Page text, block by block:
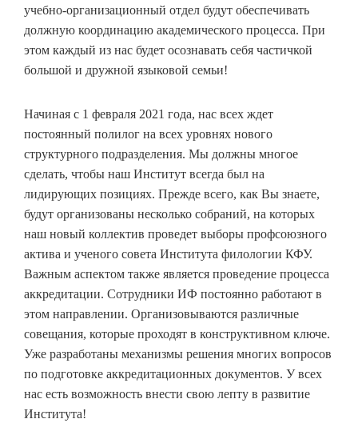
учебно-организационный отдел будут обеспечивать
должную координацию академического процесса. При
этом каждый из нас будет осознавать себя частичкой
большой и дружной языковой семьи!
Начиная с 1 февраля 2021 года, нас всех ждет
постоянный полилог на всех уровнях нового
структурного подразделения. Мы должны многое
сделать, чтобы наш Институт всегда был на
лидирующих позициях. Прежде всего, как Вы знаете,
будут организованы несколько собраний, на которых
наш новый коллектив проведет выборы профсоюзного
актива и ученого совета Института филологии КФУ.
Важным аспектом также является проведение процесса
аккредитации. Сотрудники ИФ постоянно работают в
этом направлении. Организовываются различные
совещания, которые проходят в конструктивном ключе.
Уже разработаны механизмы решения многих вопросов
по подготовке аккредитационных документов. У всех
нас есть возможность внести свою лепту в развитие
Института!